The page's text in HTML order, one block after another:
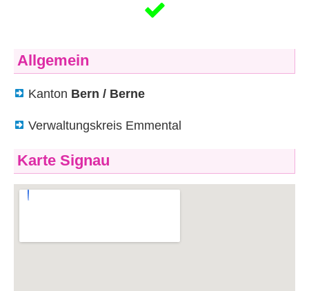
Allgemein
Kanton Bern / Berne
Verwaltungskreis Emmental
Karte Signau